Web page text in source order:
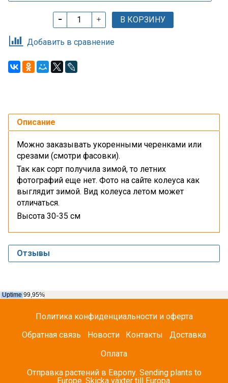
В КОРЗИНУ
Добавить в сравнение
Описание
Можно заказывать укоренными черенками или
срезами (смотри фасовки).
Так как сорт получила зимой, то летних
фотографий еще нет. Фото на сайте колеуса как
выглядит зимой. Вид колеуса летом может
отличаться.
Высота 30-35 см
Отзывы
Политика конфиденциальности и оферта
Обратная связь
Новости Контакты
Доставка
Оплата
Отправка растений в Европу. Sending plants to
Europe. Skicka växter till Europa.